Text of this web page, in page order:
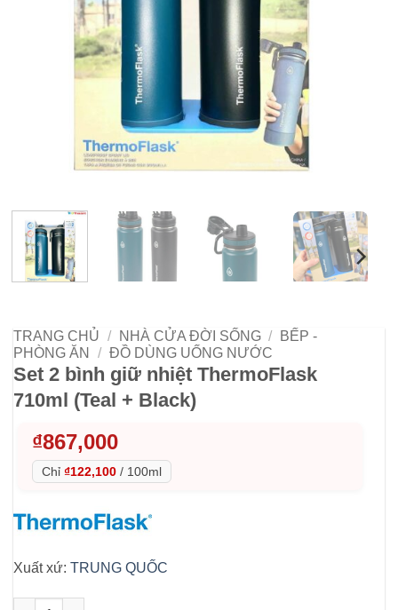
TRANG CHỦ / NHÀ CỬA ĐỜI SỐNG /
BẾP -
PHÒNG ĂN
/ ĐỒ DÙNG UỐNG NƯỚC
Set 2 bình giữ nhiệt ThermoFlask
710ml (Teal + Black)
₫867,000
Chỉ ₫122,100 / 100ml
Xuất xứ: TRUNG QUỐC
Set 2 bình giữ nhiệt ThermoFlask 710ml (Teal + Black) số lượng